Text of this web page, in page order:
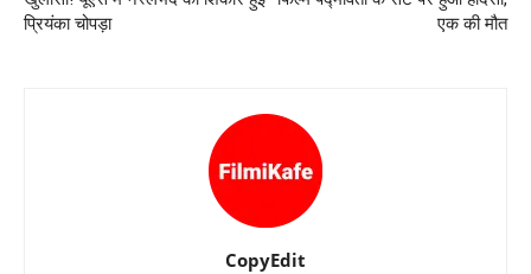
प्रियंका चोपड़ा
एक की मौत
CopyEdit